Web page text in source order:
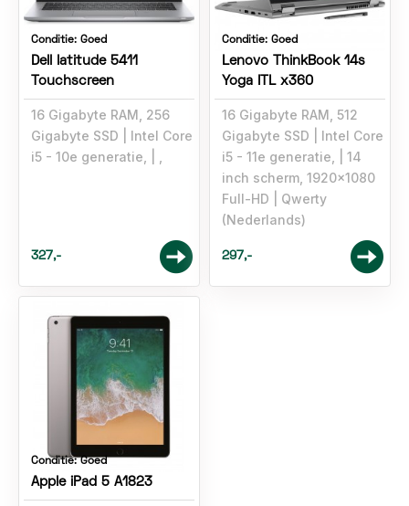
Conditie: Goed
Dell latitude 5411
Touchscreen
16 Gigabyte RAM, 256
Gigabyte SSD
Intel Core
i5 - 10e generatie,
327,-
Conditie:Goed
Lenovo ThinkBook 14s
Yoga ITL x360
16 Gigabyte RAM, 512
Gigabyte SSD
Intel Core
i5 - 11e generatie,
14
inch scherm, 1920x1080
Full-HD
Qwerty
(Nederlands)
297,-
Conditie:Goed
Apple iPad 5 A1823